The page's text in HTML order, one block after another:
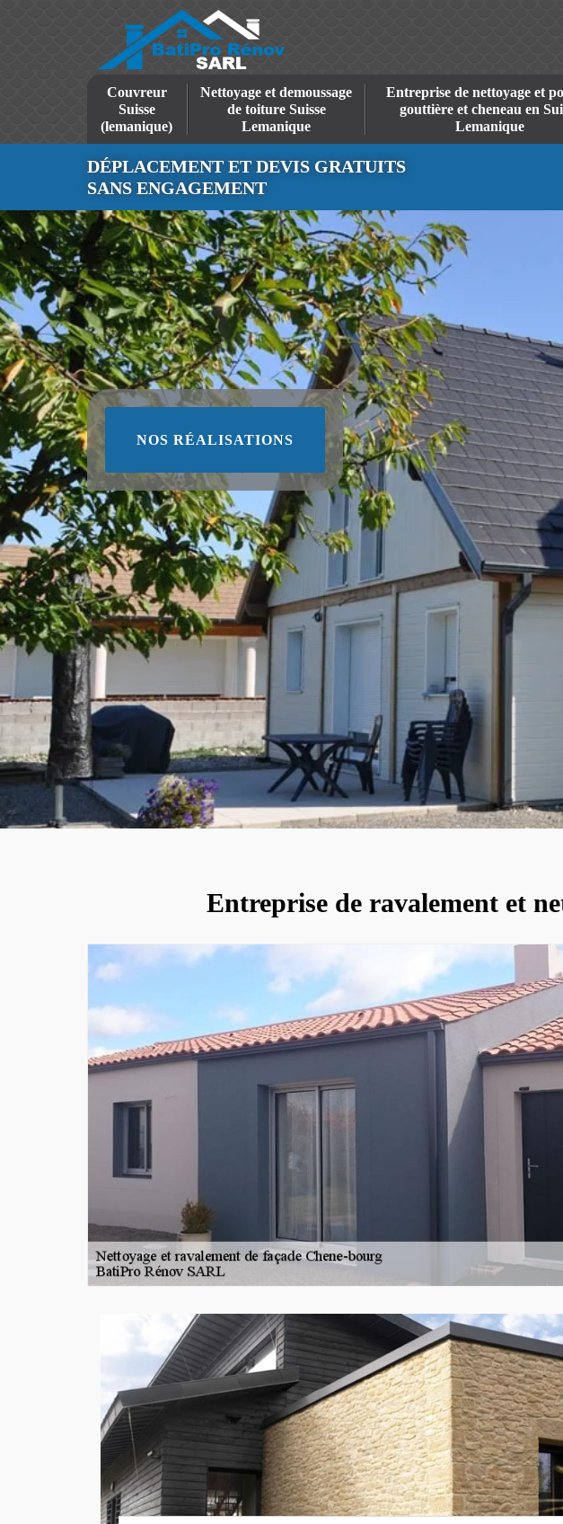
Couvreur
Suisse
(lemanique)
Nettoyage et demoussage
de toiture Suisse
Lemanique
Entreprise de nettoyage et
gouttière et cheneau en
Lemanique
DÉPLACEMENT ET DEVIS GRATUITS
SANS ENGAGEMENT
NOS RÉALISATIONS
Entreprise de ravalement et